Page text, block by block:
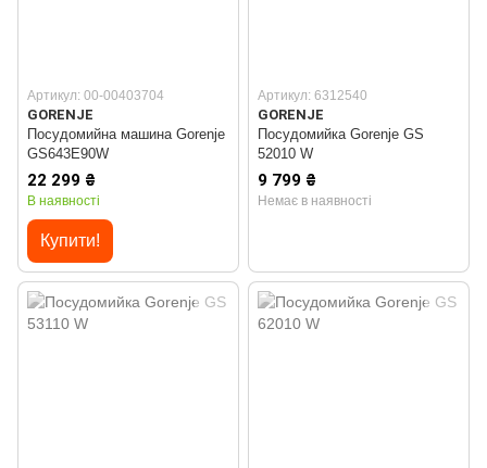
Артикул: 00-00403704
GORENJE
Посудомийна машина Gorenje
GS643E90W
22 299 ₴
В наявності
Купити!
Артикул: 6312540
GORENJE
Посудомийка Gorenje GS
52010 W
9 799 ₴
Немає в наявності